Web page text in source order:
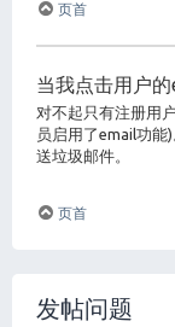
页首
当我点击用户
对不起只有注册用
员启用了email功能
送垃圾邮件。
页首
发帖问题